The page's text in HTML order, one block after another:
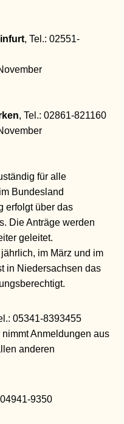
, Tel.: 02551-
, Tel.: 02861-821160
für alle
Bundesland
erfolgt über das
Die Anträge werden
geleitet.
im März und im
in Niedersachsen das
05341-8393455
Anmeldungen aus
anderen
9350